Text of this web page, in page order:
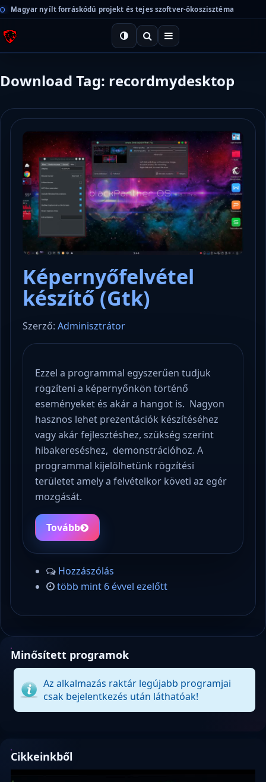
Magyar nyílt forráskódú projekt és tejes szoftver-ökoszisztéma
Download Tag: recordmydesktop
Képernyőfelvétel
készítő (Gtk)
Szerző: Adminisztrátor
Ezzel a programmal egyszerűen tudjuk
rögzíteni a képernyőnkön történő
eseményeket és akár a hangot is. Nagyon
hasznos lehet prezentációk készítéséhez
vagy akár fejlesztéshez, szükség szerint
hibakereséshez, demonstrációhoz. A
programmal kijelölhetünk rögzítési
területet amely a felvételkor követi az egér
mozgását.
Tovább
Hozzászólás
több mint 6 évvel ezelőtt
Minősített programok
Az alkalmazás raktár legújabb programjai
csak bejelentkezés után láthatóak!
Cikkeinkből